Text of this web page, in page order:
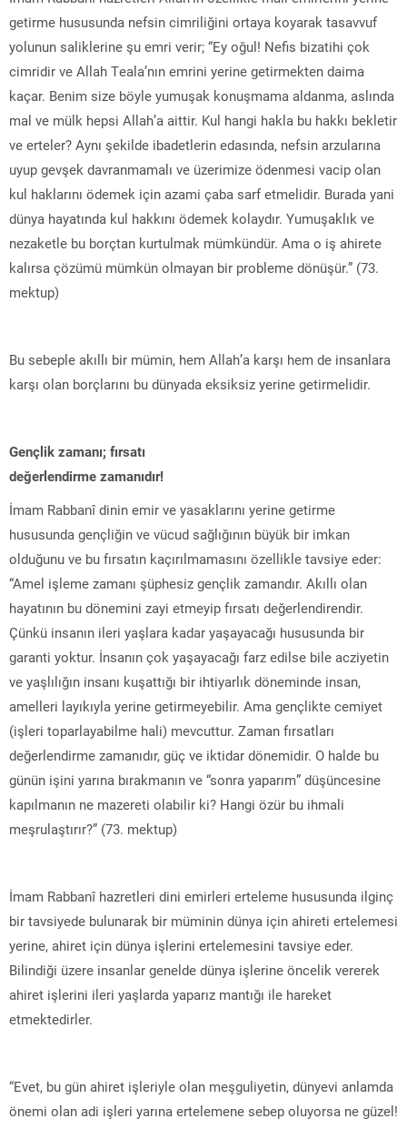
getirme hususunda nefsin cimriliğini ortaya koyarak tasavvuf
yolunun saliklerine şu emri verir; “Ey oğul! Nefis bizatihi çok
cimridir ve Allah Teala’nın emrini yerine getirmekten daima
kaçar. Benim size böyle yumuşak konuşmama aldanma, aslında
mal ve mülk hepsi Allah’a aittir. Kul hangi hakla bu hakkı bekletir
ve erteler? Aynı şekilde ibadetlerin edasında, nefsin arzularına
uyup gevşek davranmamalı ve üzerimize ödenmesi vacip olan
kul haklarını ödemek için azami çaba sarf etmelidir. Burada yani
dünya hayatında kul hakkını ödemek kolaydır. Yumuşaklık ve
nezaketle bu borçtan kurtulmak mümkündür. Ama o iş ahirete
kalırsa çözümü mümkün olmayan bir probleme dönüşür.” (73.
mektup)
Bu sebeple akıllı bir mümin, hem Allah’a karşı hem de insanlara
karşı olan borçlarını bu dünyada eksiksiz yerine getirmelidir.
Gençlik zamanı; fırsatı
değerlendirme zamanıdır!
İmam Rabbanî dinin emir ve yasaklarını yerine getirme
hususunda gençliğin ve vücud sağlığının büyük bir imkan
olduğunu ve bu fırsatın kaçırılmamasını özellikle tavsiye eder:
“Amel işleme zamanı şüphesiz gençlik zamandır. Akıllı olan
hayatının bu dönemini zayi etmeyip fırsatı değerlendirendir.
Çünkü insanın ileri yaşlara kadar yaşayacağı hususunda bir
garanti yoktur. İnsanın çok yaşayacağı farz edilse bile acziyetin
ve yaşlılığın insanı kuşattığı bir ihtiyarlık döneminde insan,
amelleri layıkıyla yerine getirmeyebilir. Ama gençlikte cemiyet
(işleri toparlayabilme hali) mevcuttur. Zaman fırsatları
değerlendirme zamanıdır, güç ve iktidar dönemidir. O halde bu
günün işini yarına bırakmanın ve “sonra yaparım” düşüncesine
kapılmanın ne mazereti olabilir ki? Hangi özür bu ihmali
meşrulaştırır?” (73. mektup)
İmam Rabbanî hazretleri dini emirleri erteleme hususunda ilginç
bir tavsiyede bulunarak bir müminin dünya için ahireti ertelemesi
yerine, ahiret için dünya işlerini ertelemesini tavsiye eder.
Bilindiği üzere insanlar genelde dünya işlerine öncelik vererek
ahiret işlerini ileri yaşlarda yaparız mantığı ile hareket
etmektedirler.
“Evet, bu gün ahiret işleriyle olan meşguliyetin, dünyevi anlamda
önemi olan adi işleri yarına ertelemene sebep oluyorsa ne güzel!